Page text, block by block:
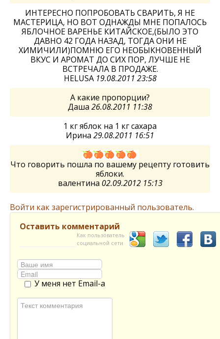
ИНТЕРЕСНО ПОПРОБОВАТЬ СВАРИТЬ, Я НЕ
МАСТЕРИЦА, НО ВОТ ОДНАЖДЫ МНЕ ПОПАЛОСЬ
ЯБЛОЧНОЕ ВАРЕНЬЕ КИТАЙСКОЕ,(БЫЛО ЭТО
ДАВНО 42 ГОДА НАЗАД, ТОГДА ОНИ НЕ
ХИМИЧИЛИ)ПОМНЮ ЕГО НЕОБЫКНОВЕННЫЙ
ВКУС И АРОМАТ ДО СИХ ПОР, ЛУЧШЕ НЕ
ВСТРЕЧАЛА В ПРОДАЖЕ.
HELUSA 19.08.2011 23:58
А какие пропорции?
Даша 26.08.2011 11:38
1 кг яблок на 1 кг сахара
Ирина 29.08.2011 16:51
Что говорить пошла по вашему рецепту готовить
яблоки.
валентина 02.09.2012 15:13
Войти как зарегистрированный пользователь.
Оставить комментарий
Как пользователь
социальной сети
У меня нет Email-а